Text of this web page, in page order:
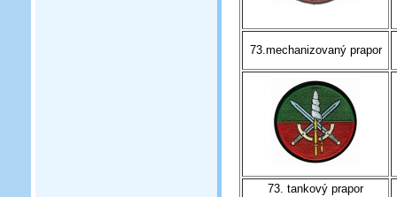
73.mechanizovaný prapor
73. tankový prapor